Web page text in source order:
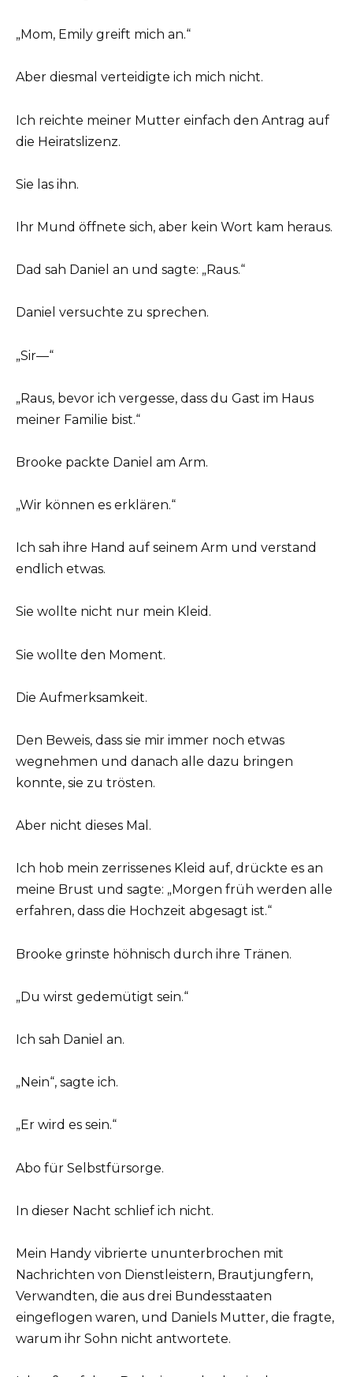
„Mom, Emily greift mich an.“
Aber diesmal verteidigte ich mich nicht.
Ich reichte meiner Mutter einfach den Antrag auf
die Heiratslizenz.
Sie las ihn.
Ihr Mund öffnete sich, aber kein Wort kam heraus.
Dad sah Daniel an und sagte: „Raus.“
Daniel versuchte zu sprechen.
„Sir—“
„Raus, bevor ich vergesse, dass du Gast im Haus
meiner Familie bist.“
Brooke packte Daniel am Arm.
„Wir können es erklären.“
Ich sah ihre Hand auf seinem Arm und verstand
endlich etwas.
Sie wollte nicht nur mein Kleid.
Sie wollte den Moment.
Die Aufmerksamkeit.
Den Beweis, dass sie mir immer noch etwas
wegnehmen und danach alle dazu bringen
konnte, sie zu trösten.
Aber nicht dieses Mal.
Ich hob mein zerrissenes Kleid auf, drückte es an
meine Brust und sagte: „Morgen früh werden alle
erfahren, dass die Hochzeit abgesagt ist.“
Brooke grinste höhnisch durch ihre Tränen.
„Du wirst gedemütigt sein.“
Ich sah Daniel an.
„Nein“, sagte ich.
„Er wird es sein.“
Abo für Selbstfürsorge.
In dieser Nacht schlief ich nicht.
Mein Handy vibrierte ununterbrochen mit
Nachrichten von Dienstleistern, Brautjungfern,
Verwandten, die aus drei Bundesstaaten
eingeflogen waren, und Daniels Mutter, die fragte,
warum ihr Sohn nicht antwortete.